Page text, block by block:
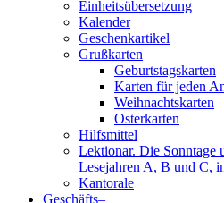
gGmbH
Einheitsübersetzung
Kalender
Geschenkartikel
Grußkarten
Geburtstagskarten
Karten für jeden
Weihnachtskarten
Osterkarten
Hilfsmittel
Lektionar. Die Sonntage
Lesejahren A, B und C,
Kantorale
Geschäfts­–